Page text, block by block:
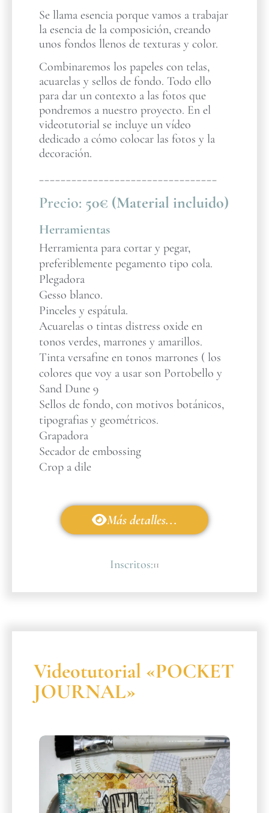
Se llama esencia porque vamos a trabajar
la esencia de la composición, creando
unos fondos llenos de texturas y color.
Combinaremos los papeles con telas,
acuarelas y sellos de fondo. Todo ello
para dar un contexto a las fotos que
pondremos a nuestro proyecto. En el
videotutorial se incluye un vídeo
dedicado a cómo colocar las fotos y la
decoración.
_________________________________
Precio: 50€ (Material incluido)
Herramientas
Herramienta para cortar y pegar,
preferiblemente pegamento tipo cola.
Plegadora
Gesso blanco.
Pinceles y espátula.
Acuarelas o tintas distress oxide en
tonos verdes, marrones y amarillos.
Tinta versafine en tonos marrones ( los
colores que voy a usar son Portobello y
Sand Dune 9
Sellos de fondo, con motivos botánicos,
tipografias y geométricos.
Grapadora
Secador de embossing
Crop a dile
Más detalles...
Inscritos:11
Videotutorial «POCKET
JOURNAL»